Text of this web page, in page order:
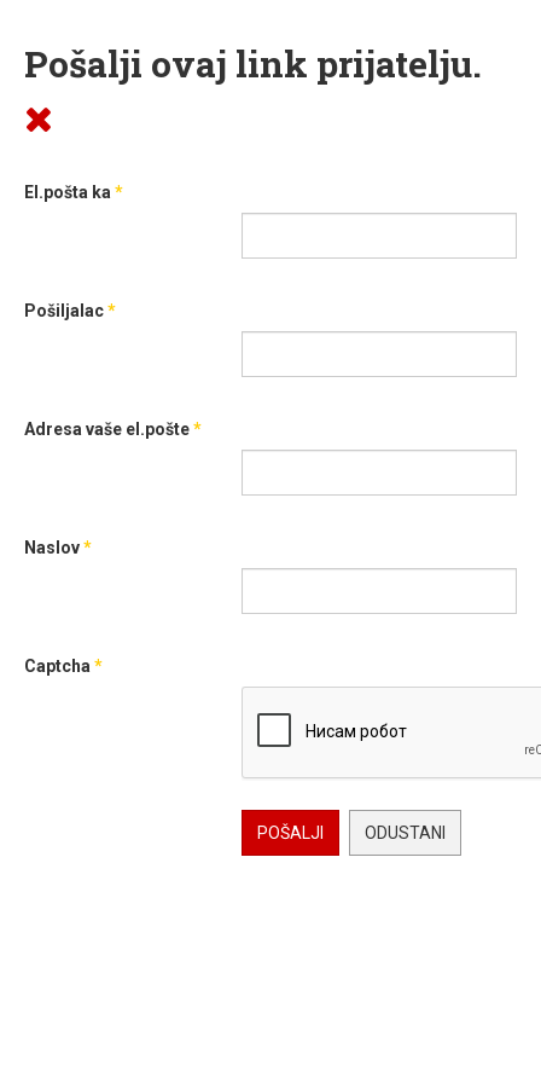
Pošalji ovaj link prijatelju.
El.pošta ka *
Pošiljalac*
Adresa vaše el.pošte*
Naslov*
Captcha *
POŠALJI ODUSTANI